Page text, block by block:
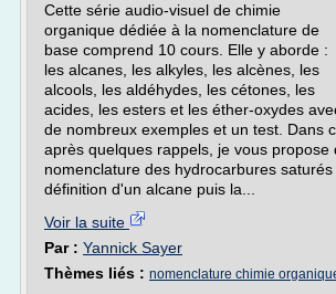
Cette série audio-visuel de chimie
organique dédiée à la nomenclature de
base comprend 10 cours. Elle y aborde :
les alcanes, les alkyles, les alcènes, les
alcools, les aldéhydes, les cétones, les
acides, les esters et les éther-oxydes
de nombreux exemples et un test. Dans
après quelques rappels, je vous propose
nomenclature des hydrocarbures
définition d'un alcane puis la...
Voir la suite
Par : Yannick Sayer
Thèmes liés : nomenclature chimie